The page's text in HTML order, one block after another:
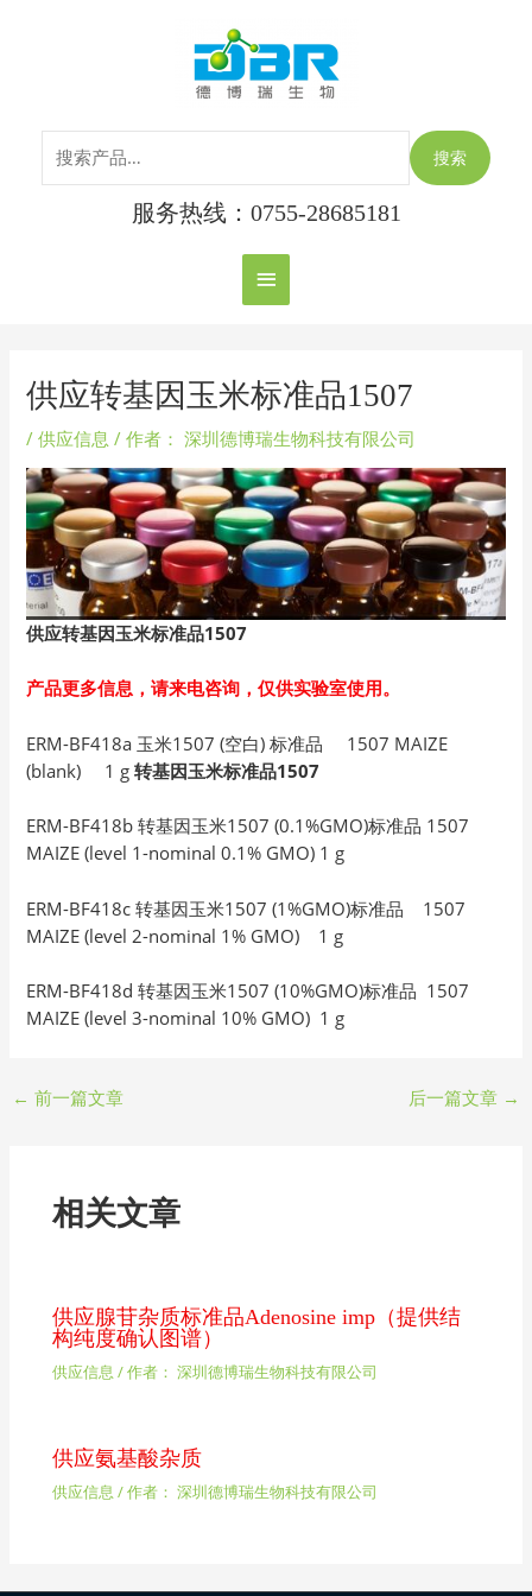
主
菜
单
搜索
服务热线：0755-28685181
供应转基因玉米标准品1507
/供应信息 / 作者： 深圳德博瑞生物科技有限公司
供应转基因玉米标准品1507
产品更多信息，请来电咨询，仅供实验室使用。
ERM-BF418a 玉米1507 (空白) 标准品 1507 MAIZE
(blank) 1 g转基因玉米标准品1507
ERM-BF418b 转基因玉米1507 (0.1%GMO)标准品 1507
MAIZE (level 1-nominal 0.1% GMO) 1 g
ERM-BF418c 转基因玉米1507 (1%GMO)标准品 1507
MAIZE (level 2-nominal 1% GMO) 1 g
ERM-BF418d 转基因玉米1507 (10%GMO)标准品 1507
MAIZE (level 3-nominal 10% GMO) 1 g
← 前一篇文章 后一篇文章 →
相关文章
供应腺苷杂质标准品Adenosine imp（提供结
构纯度确认图谱）
供应信息 / 作者： 深圳德博瑞生物科技有限公司
供应氨基酸杂质
供应信息 / 作者： 深圳德博瑞生物科技有限公司